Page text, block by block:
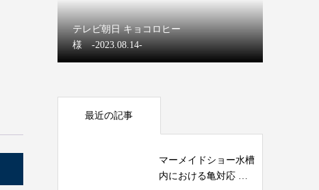
テレビ朝日 キョコロヒー
様 -2023.08.14-
最近の記事
マーメイドショー水槽
内における亀対応 安